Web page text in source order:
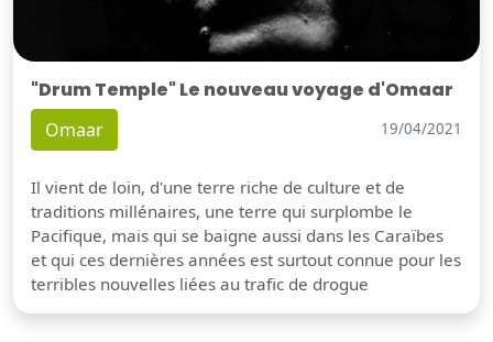
"Drum Temple" Le nouveau voyage d'Omaar
Omaar 19/04/2021
Il vient de loin, d'une terre riche de culture et de
traditions millénaires, une terre qui surplombe le
Pacifique, mais qui se baigne aussi dans les Caraïbes
et qui ces dernières années est surtout connue pour les
terribles nouvelles liées au trafic de drogue